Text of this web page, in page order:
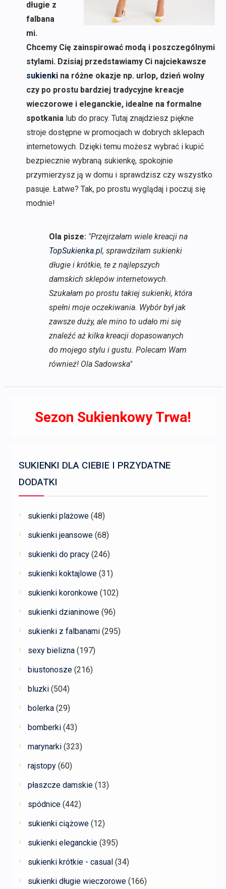
długie z
falbana
mi.
Chcemy Cię zainspirować modą i poszczególnymi
stylami. Dzisiaj przedstawiamy Ci najciekawsze
sukienkina różne okazje np. urlop, dzień wolny
czy po prostu bardziej tradycyjne kreacje
wieczorowe i eleganckie, idealne na formalne
spotkanialub do pracy. Tutaj znajdziesz piękne
stroje dostępne w promocjach w dobrych sklepach
internetowych. Dzięki temu możesz wybrać i kupić
bezpiecznie wybraną sukienkę, spokojnie
przymierzysz ją w domu i sprawdzisz czy wszystko
pasuje. Łatwe? Tak, po prostu wyglądaj i poczuj się
modnie!
Ola pisze: "Przejrzałam wiele kreacji na
TopSukienka.pl, sprawdziłam sukienki
długie i krótkie, te z najlepszych
damskich sklepów internetowych.
Szukałam po prostu takiej sukienki, która
spełni moje oczekiwania. Wybór był jak
zawsze duży, ale mino to udało mi się
znaleźć aż kilka kreacji dopasowanych
do mojego stylu i gustu. Polecam Wam
również! Ola Sadowska"
Sezon Sukienkowy Trwa!
SUKIENKI DLA CIEBIE I PRZYDATNE
DODATKI
sukienki plażowe (48)
sukienki jeansowe (68)
sukienki do pracy (246)
sukienki koktajlowe (31)
sukienki koronkowe (102)
sukienki dzianinowe (96)
sukienki z falbanami (295)
sexy bielizna (197)
biustonosze (216)
bluzki (504)
bolerka (29)
bomberki (43)
marynarki (323)
rajstopy (60)
płaszcze damskie (13)
spódnice (442)
sukienki ciążowe (12)
sukienki eleganckie (395)
sukienki krótkie - casual (34)
sukienki długie wieczorowe (166)